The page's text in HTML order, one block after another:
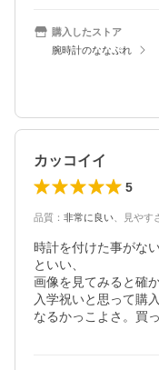
購入したストア
腕時計のななぷれ
カッコイイ
5
品質 ： 非常に良い 見やす
時計を付けた事がな
といい、
画像を見てみると確
入学祝いと思って購